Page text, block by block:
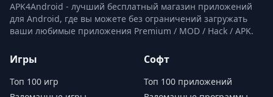
APK4Android - лучший бесплатный магазин приложений
для Android, где вы можете без ограничений загружать
ваши любимые приложения Premium / MOD / Hack / APK.
Игры
Топ 100 игр
Софт
Топ 100 приложений